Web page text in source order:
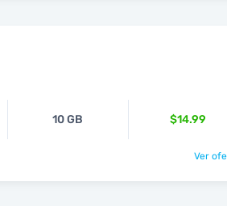
10 GB $14.99
Ver